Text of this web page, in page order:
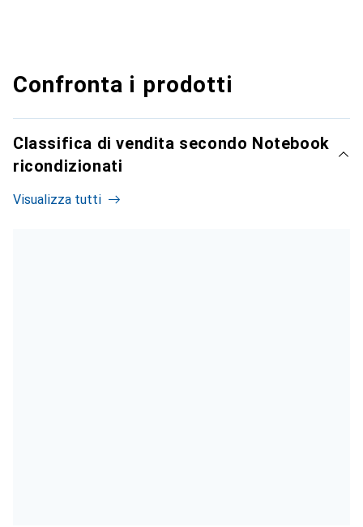
Confronta i prodotti
Classifica di vendita secondo Notebook
ricondizionati
Visualizza tutti